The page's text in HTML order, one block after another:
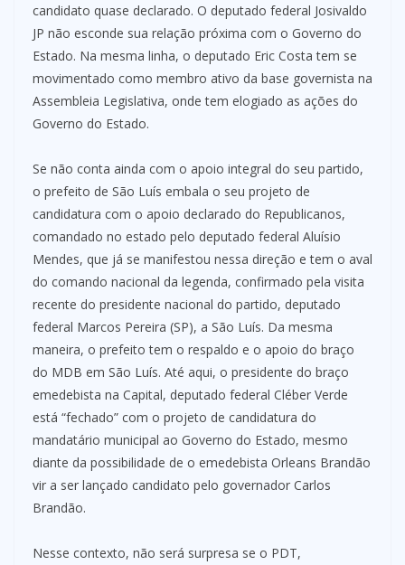
candidato quase declarado. O deputado federal Josivaldo
JP não esconde sua relação próxima com o Governo do
Estado. Na mesma linha, o deputado Eric Costa tem se
movimentado como membro ativo da base governista na
Assembleia Legislativa, onde tem elogiado as ações do
Governo do Estado.
Se não conta ainda com o apoio integral do seu partido,
o prefeito de São Luís embala o seu projeto de
candidatura com o apoio declarado do Republicanos,
comandado no estado pelo deputado federal Aluísio
Mendes, que já se manifestou nessa direção e tem o aval
do comando nacional da legenda, confirmado pela visita
recente do presidente nacional do partido, deputado
federal Marcos Pereira (SP), a São Luís. Da mesma
maneira, o prefeito tem o respaldo e o apoio do braço
do MDB em São Luís. Até aqui, o presidente do braço
emedebista na Capital, deputado federal Cléber Verde
está “fechado” com o projeto de candidatura do
mandatário municipal ao Governo do Estado, mesmo
diante da possibilidade de o emedebista Orleans Brandão
vir a ser lançado candidato pelo governador Carlos
Brandão.
Nesse contexto, não será surpresa se o PDT,